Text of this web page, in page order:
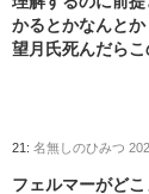
かるとかなんとか
望月氏死んだら
21: 名無しのひみつ
フェルマーがど